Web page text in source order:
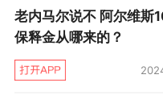
尤其是在世界杯前。
衡，内心非常强大。
他不想让任何人难过
老内马尔说不 阿尔维斯
保释金从哪来的？